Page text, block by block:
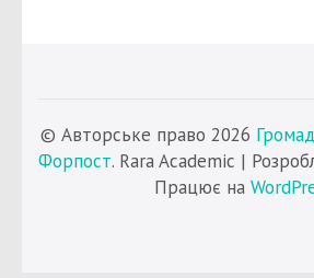
© Авторське право 2026
Форпост. Rara Academic |
Працює на